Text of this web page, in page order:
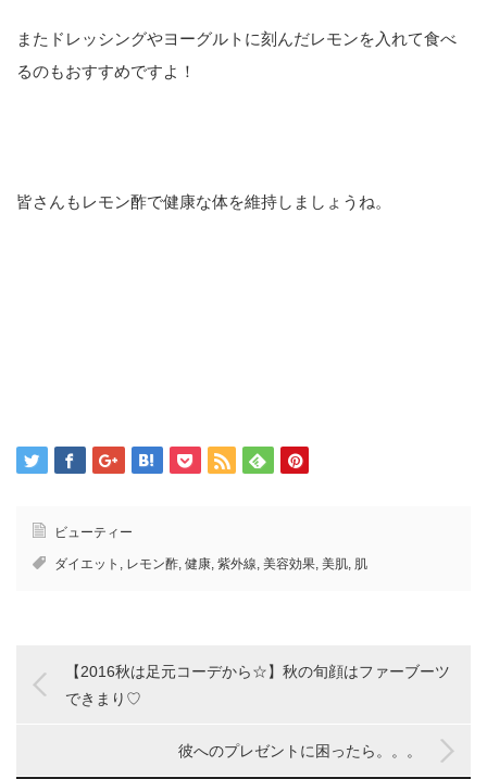
またドレッシングやヨーグルトに刻んだレモンを入れて食べ
るのもおすすめですよ！
皆さんもレモン酢で健康な体を維持しましょうね。
ビューティー
ダイエット , レモン酢, 健康, 紫外線, 美容効果, 美肌, 肌
【2016秋は足元コーデから☆】秋の旬顔はファーブーツ
できまり♡
彼へのプレゼントに困ったら。。。